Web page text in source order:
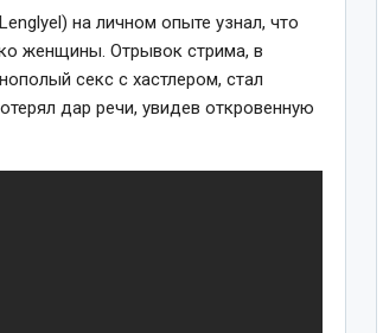
на личном опыте узнал, что
женщины. Отрывок стрима, в
секс с хастлером, стал
дар речи, увидев откровенную